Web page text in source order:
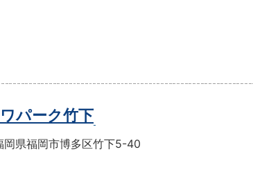
パーク竹下
岡県福岡市博多区竹下5-40